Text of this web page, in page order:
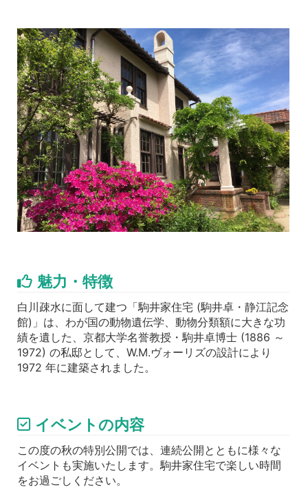
魅力・特徴
白川疎水に面して建つ「駒井家住宅 (駒井卓・静江記念
館)」は、わが国の動物遺伝学、動物分類額に大きな功
績を遺した、京都大学名誉教授・駒井卓博士 (1886 ～
1972) の私邸として、W.M.ヴォーリズの設計により
1972 年に建築されました。
イベントの内容
この度の秋の特別公開では、連続公開とともに様々な
イベントも実施いたします。駒井家住宅で楽しい時間
をお過ごしください。